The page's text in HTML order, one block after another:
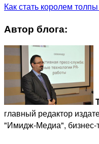
Как стать королем
Автор блога:
главный редактор
"Имидж-Медиа", бизнес-